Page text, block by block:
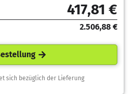
417,81 €
2.506,88 €
sich bezüglich der Lieferung